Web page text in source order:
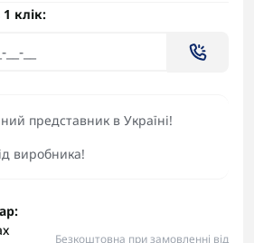
представник в Україні!
виробника!
клік:
Безкоштовна при замовленні від